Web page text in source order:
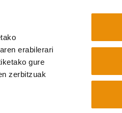
erabilerari
gure
zerbitzuak